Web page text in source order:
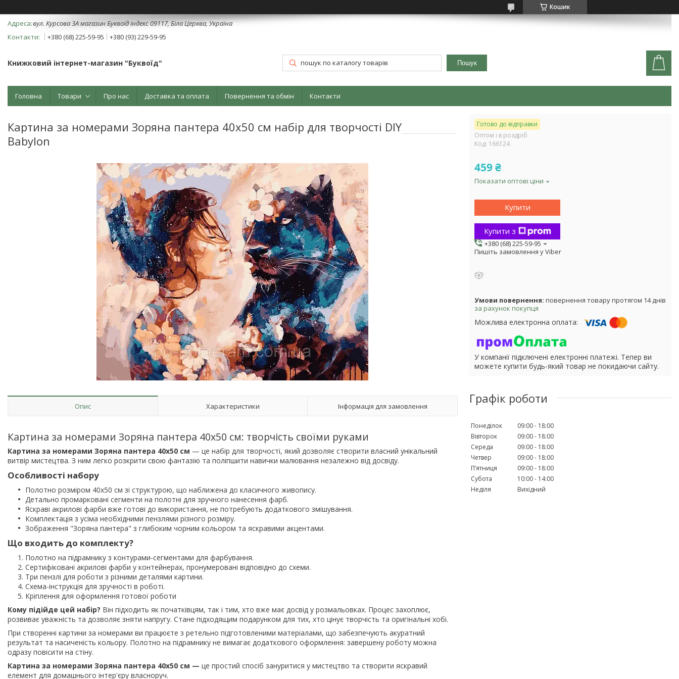
Кошик
вул. Курсова 3А магазин Буквоїд індекс 09117, Біла Церква, Україна
+380 (68) 225-59-95
+380 (93) 229-59-95
Книжковий інтернет-магазин "Буквоїд" Пошук
Головна Товари Про нас Доставка та оплата Повернення та обмін Контакти
Картина за номерами Зоряна пантера 40х50 см набір для творчості DIY
Babylon
Опис Характеристики Інформація для замовлення
Картина за номерами Зоряна пантера 40х50 см: творчість своїми руками
Картина за номерами Зоряна пантера 40х50 см — це набір для творчості, який дозволяє створити власний унікальний
витвір мистецтва. З ним легко розкрити свою фантазію та поліпшити навички малювання незалежно від досвіду.
Особливості набору
Полотно розміром 40х50 см зі структурою, що наближена до класичного живопису.
Детально промарковані сегменти на полотні для зручного нанесення фарб.
Яскраві акрилові фарби вже готові до використання, не потребують додаткового змішування.
Комплектація з усіма необхідними пензлями різного розміру.
Зображення "Зоряна пантера" з глибоким чорним кольором та яскравими акцентами.
Що входить до комплекту?
Полотно на підрамнику з контурами-сегментами для фарбування.
Сертифіковані акрилові фарби у контейнерах, пронумеровані відповідно до схеми.
Три пензлі для роботи з різними деталями картини.
Схема-інструкція для зручності в роботі.
Кріплення для оформлення готової роботи
Кому підійде цей набір? Він підходить як початківцям, так і тим, хто вже має досвід у розмальовках. Процес захоплює,
розвиває уважність та дозволяє зняти напругу. Стане підходящим подарунком для тих, хто цінує творчість та оригінальні хобі.
При створенні картини за номерами ви працюєте з ретельно підготовленими матеріалами, що забезпечують акуратний
результат та насиченість кольору. Полотно на підрамнику не вимагає додаткового оформлення: завершену роботу можна
одразу повісити на стіну.
Картина за номерами Зоряна пантера 40х50 см — це простий спосіб зануритися у мистецтво та створити яскравий
елемент для домашнього інтер'єру власноруч.
Готово до відправки
Оптом і в роздріб
Код: 166124
459 ₴
Показати оптові ціни
Купити
Купити з
+380 (68) 225-59-95
Пишіть замовлення у Viber
повернення товару протягом 14 днів
за рахунок покупця
У компанії підключені електронні платежі. Тепер ви
можете купити будь-який товар не покидаючи сайту.
Графік роботи
Понеділок 09:00
18:00
Вівторок
09:00
18:00
Середа
09:00
18:00
Четвер
09:00
18:00
Пʼятниця
09:00
18:00
Субота
10:00
14:00
Неділя
Вихідний